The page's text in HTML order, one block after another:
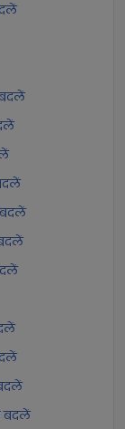
बदलें
बदलें
बदलें
बदलें